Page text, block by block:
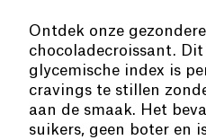
Ontdek onze
chocoladecroissant.
glycemische index is
cravings te stillen
aan de smaak. Het
suikers, geen boter en